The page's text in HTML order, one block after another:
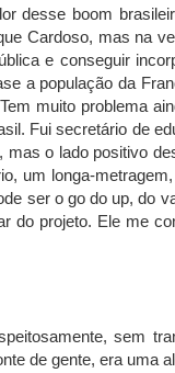
desse boom
Cardoso, mas na
e conseguir
a população da
muito problema
Fui secretário de
o lado positivo
um longa-
ser o go do up, do
do projeto. Ele me
sem
de gente, era uma